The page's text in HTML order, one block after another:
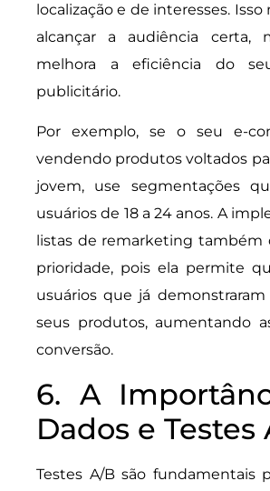
localização e de interesses. Isso
alcançar a audiência certa,
melhora a eficiência do
publicitário.
Por exemplo, se o seu e-
vendendo produtos voltados
jovem, use segmentações
usuários de 18 a 24 anos. A
listas de remarketing também
prioridade, pois ela permite
usuários que já
seus produtos, aumentando
conversão.
6. A
Dados e Testes
Testes A/B são fundamentais